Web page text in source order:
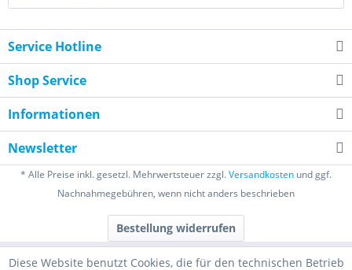
Service Hotline
Shop Service
Informationen
Newsletter
* Alle Preise inkl. gesetzl. Mehrwertsteuer zzgl.Versandkosten und ggf.
Nachnahmegebühren, wenn nicht anders beschrieben
Bestellung widerrufen
Diese Website benutzt Cookies, die für den technischen Betrieb